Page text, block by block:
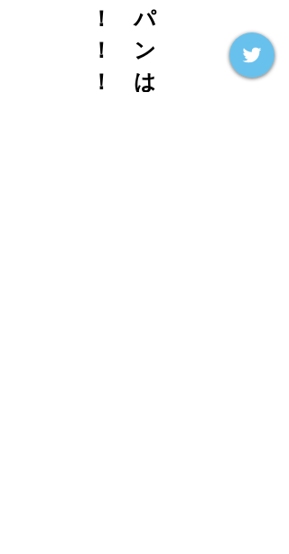
！　パ
！　ン
！　は